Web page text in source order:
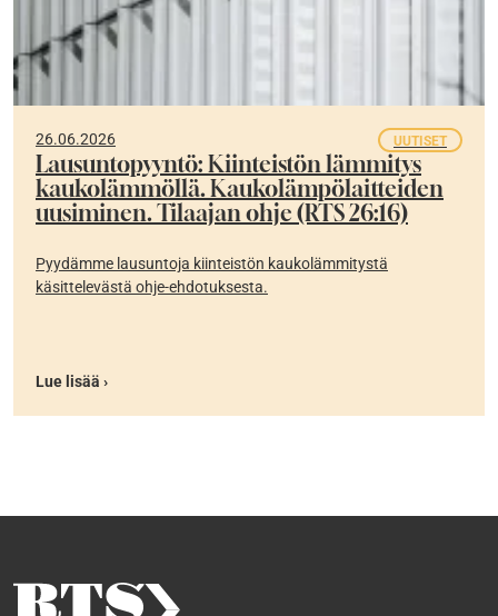
26.06.2026 UUTISET
Lausuntopyyntö: Kiinteistön lämmitys
kaukolämmöllä. Kaukolämpölaitteiden
uusiminen. Tilaajan ohje (RTS 26:16)
Pyydämme lausuntoja kiinteistön kaukolämmitystä
käsittelevästä ohje-ehdotuksesta.
Lue lisää ›